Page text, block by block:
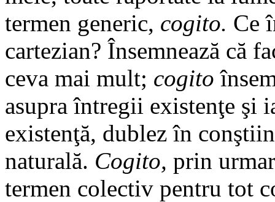
termen generic, cogito. Ce
cartezian? Însemnează că
ceva mai mult; cogito
asupra întregii existenţe şi
existenţă, dublez în
naturală. Cogito, prin
termen colectiv pentru tot